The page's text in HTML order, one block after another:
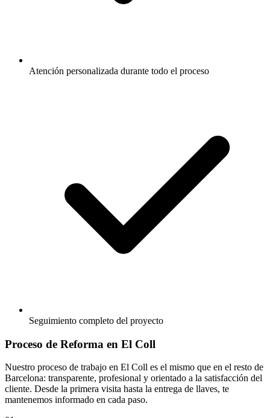
Atención personalizada durante todo el proceso
Seguimiento completo del proyecto
Proceso de Reforma en El Coll
Nuestro proceso de trabajo en El Coll es el mismo que en el resto de
Barcelona: transparente, profesional y orientado a la satisfacción del
cliente. Desde la primera visita hasta la entrega de llaves, te
mantenemos informado en cada paso.